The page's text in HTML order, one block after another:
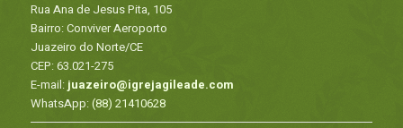
Rua Ana de Jesus Pita, 105
Bairro: Conviver Aeroporto
Juazeiro do Norte/CE
CEP: 63.021-275
E-mail: juazeiro@igrejagileade.com
WhatsApp:(88) 21410628